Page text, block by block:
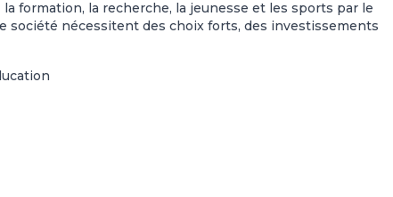
la formation, la recherche, la jeunesse et les sports par le
nécessitent des choix forts, des investissements